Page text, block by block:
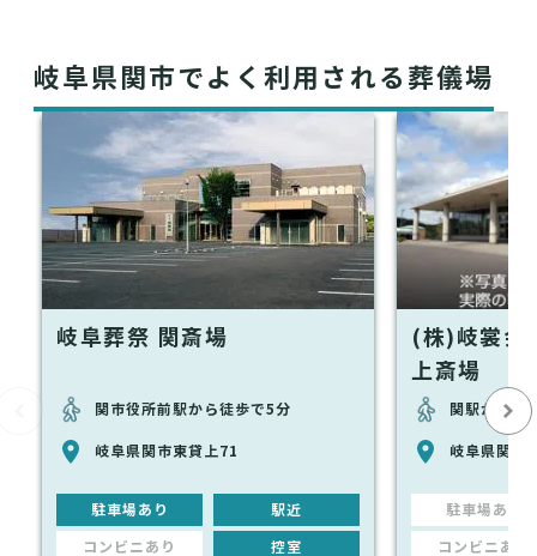
岐阜県関市でよく利用される葬儀場
岐阜葬祭 関斎場
関市役所前駅から徒歩で5分
岐阜県関市東貸上71
駐車場あり 駅近
コンビニあり 控室
(株)岐裳会
上斎場
関駅から徒
岐阜県関市
駐車場あり
コンビニあり